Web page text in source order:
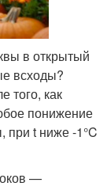
в открытый
всходы?
того, как
понижение
при t ниже -1°C
—